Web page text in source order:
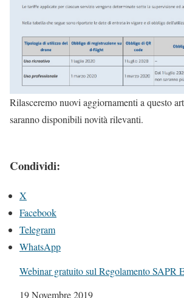
Rilasceremo nuovi aggiornamenti a questo
saranno disponibili novità rilevanti.
Condividi:
X
Facebook
Telegram
WhatsApp
Webinar gratuito sul Regolamento SAPR
Data
19 Novembre 2019